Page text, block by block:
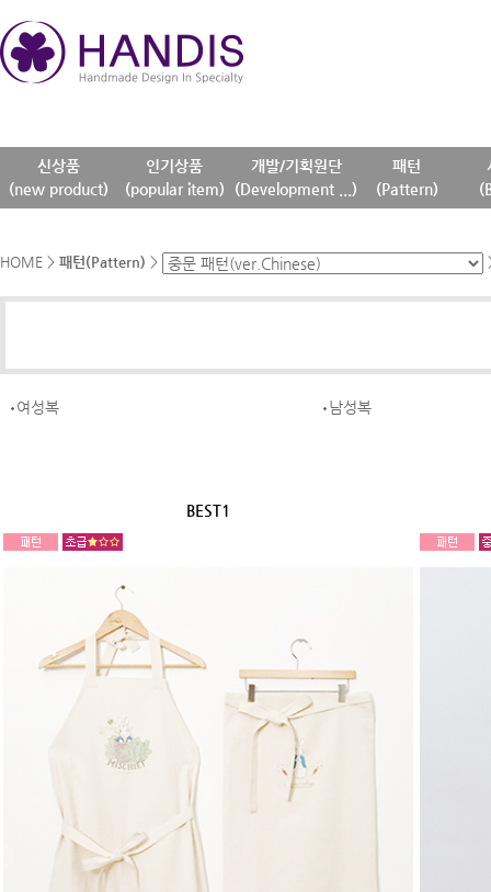
신상품
(new product)
인기상품
(popular item)
개발/기획원단
(Development ...)
패턴
(Pattern)
HOME > 패턴(Pattern) >
여성복 남성복
BEST1